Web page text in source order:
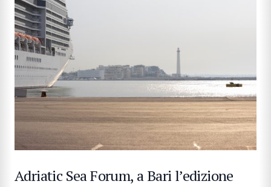
Adriatic Sea Forum, a Bari l’edizione